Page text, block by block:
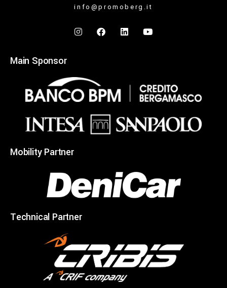
info@promoberg.it
Main Sponsor
Mobility Partner
Technical Partner